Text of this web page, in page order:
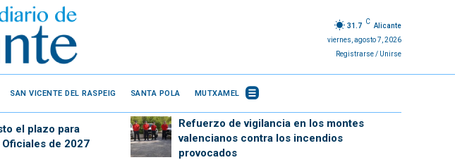
31.7
C
Alicante
viernes, agosto 7, 2026
Registrarse / Unirse
SAN VICENTE DEL RASPEIG SANTA POLA MUTXAMEL
el plazo para
de 2027
Refuerzo de vigilancia en los montes
valencianos contra los incendios
provocados